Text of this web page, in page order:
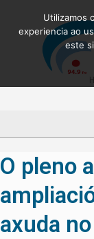
O pleno
axuda
Utilizamos
experiencia ao
este